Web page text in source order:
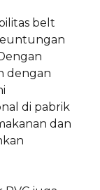
belt
dengan
di pabrik
dan